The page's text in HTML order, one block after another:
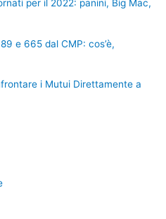
per il 2022: panini, Big Mac,
e 665 dal CMP: cos’è,
i Mutui Direttamente a